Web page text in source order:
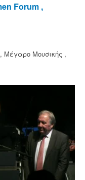
Forum ,
Μέγαρο Μουσικής ,